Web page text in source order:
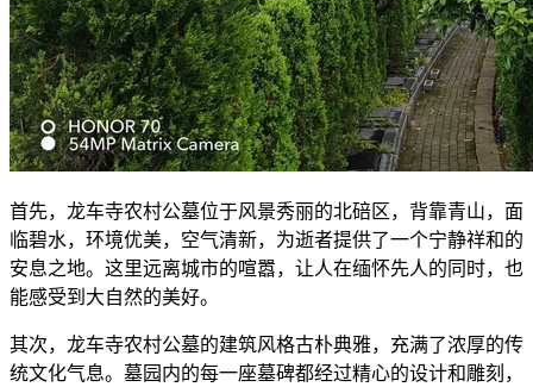
首先，龙车寺农村公墓位于风景秀丽的北碚区，背靠青山，面
临碧水，环境优美，空气清新，为逝者提供了一个宁静祥和的
安息之地。这里远离城市的喧嚣，让人在缅怀先人的同时，也
能感受到大自然的美好。
其次，龙车寺农村公墓的建筑风格古朴典雅，充满了浓厚的传
统文化气息。墓园内的每一座墓碑都经过精心的设计和雕刻，